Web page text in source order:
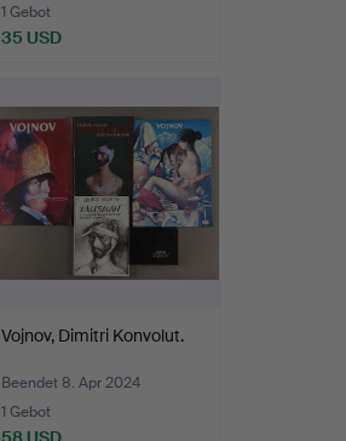
1 Gebot
35 USD
Vojnov, Dimitri Konvolut.
Beendet 8. Apr 2024
1 Gebot